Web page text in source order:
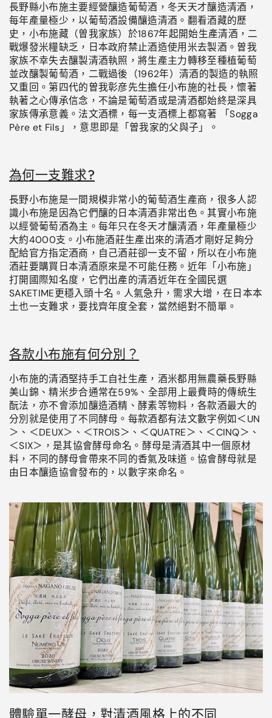
長野縣小布施主要經營釀造葡萄酒，冬天天才釀造清酒，
每年產量極少，以葡萄酒設備釀造清酒 。翻看酒藏的歷
史， 小布施藏（曽我家族）於1867年起開始生產清酒，二
戰爆發米糧缺乏，日本政府禁止酒造使用米去製酒。曽我
家族不幸失去釀製清酒執照，將生產主力轉移至種植葡萄
並改釀製葡萄酒，二戰過後（1962年）清酒的製造的執照
又重回。第四代的曽我彰彦先生擔任小布施的社長，懷著
執著之心傳承信念，不論是葡萄酒或是清酒都始終是深具
家族傳承意義。法文酒標，每一支酒標上都寫著 「Sogga
Père et Fils」，意思即是「曽我家的父與子」。
為何一支難求?
長野小布施是一間規模非常小的葡萄酒生產商，很多人認
識小布施是因為它們釀的日本清酒非常出色。其實小布施
以經營葡萄酒為主。每年只在冬天才釀清酒，年產量極少
大約4000支。 小布施酒莊生產出來的清酒才剛好足夠分
配給官方指定酒商，自己酒莊卻一支不留，所以在小布施
酒莊要購買日本清酒原來是不可能任務 。近年「小布施」
打開國際知名度，它們出產的清酒近年在全國民選
SAKETIME更穩入頭十名。人氣急升，需求大增，在日本本
土也一支難求，要找齊年度全套，當然絕對不簡單。
各款小布施有何分別？
小布施的清酒堅持手工自社生產，酒米都用無農藥長野縣
美山錦、精米步合通常在59% 、全部用上最費時的傳統生
酛法，亦不會添加釀造酒精、酵素等物料，各款酒最大的
分別就是使用了不同酵母。每款酒都有法文數字例如＜UN
＞、＜DEUX＞、＜TROIS＞、＜QUATRE＞、＜CINQ＞、
＜SIX＞，是其協會酵母命名。酵母是清酒其中一個原材
料，不同的酵母會帶來不同的香氣及味道。協會酵母就是
由日本釀造協會發布的，以數字來命名。
體驗單一酵母，對清酒風格上的不同